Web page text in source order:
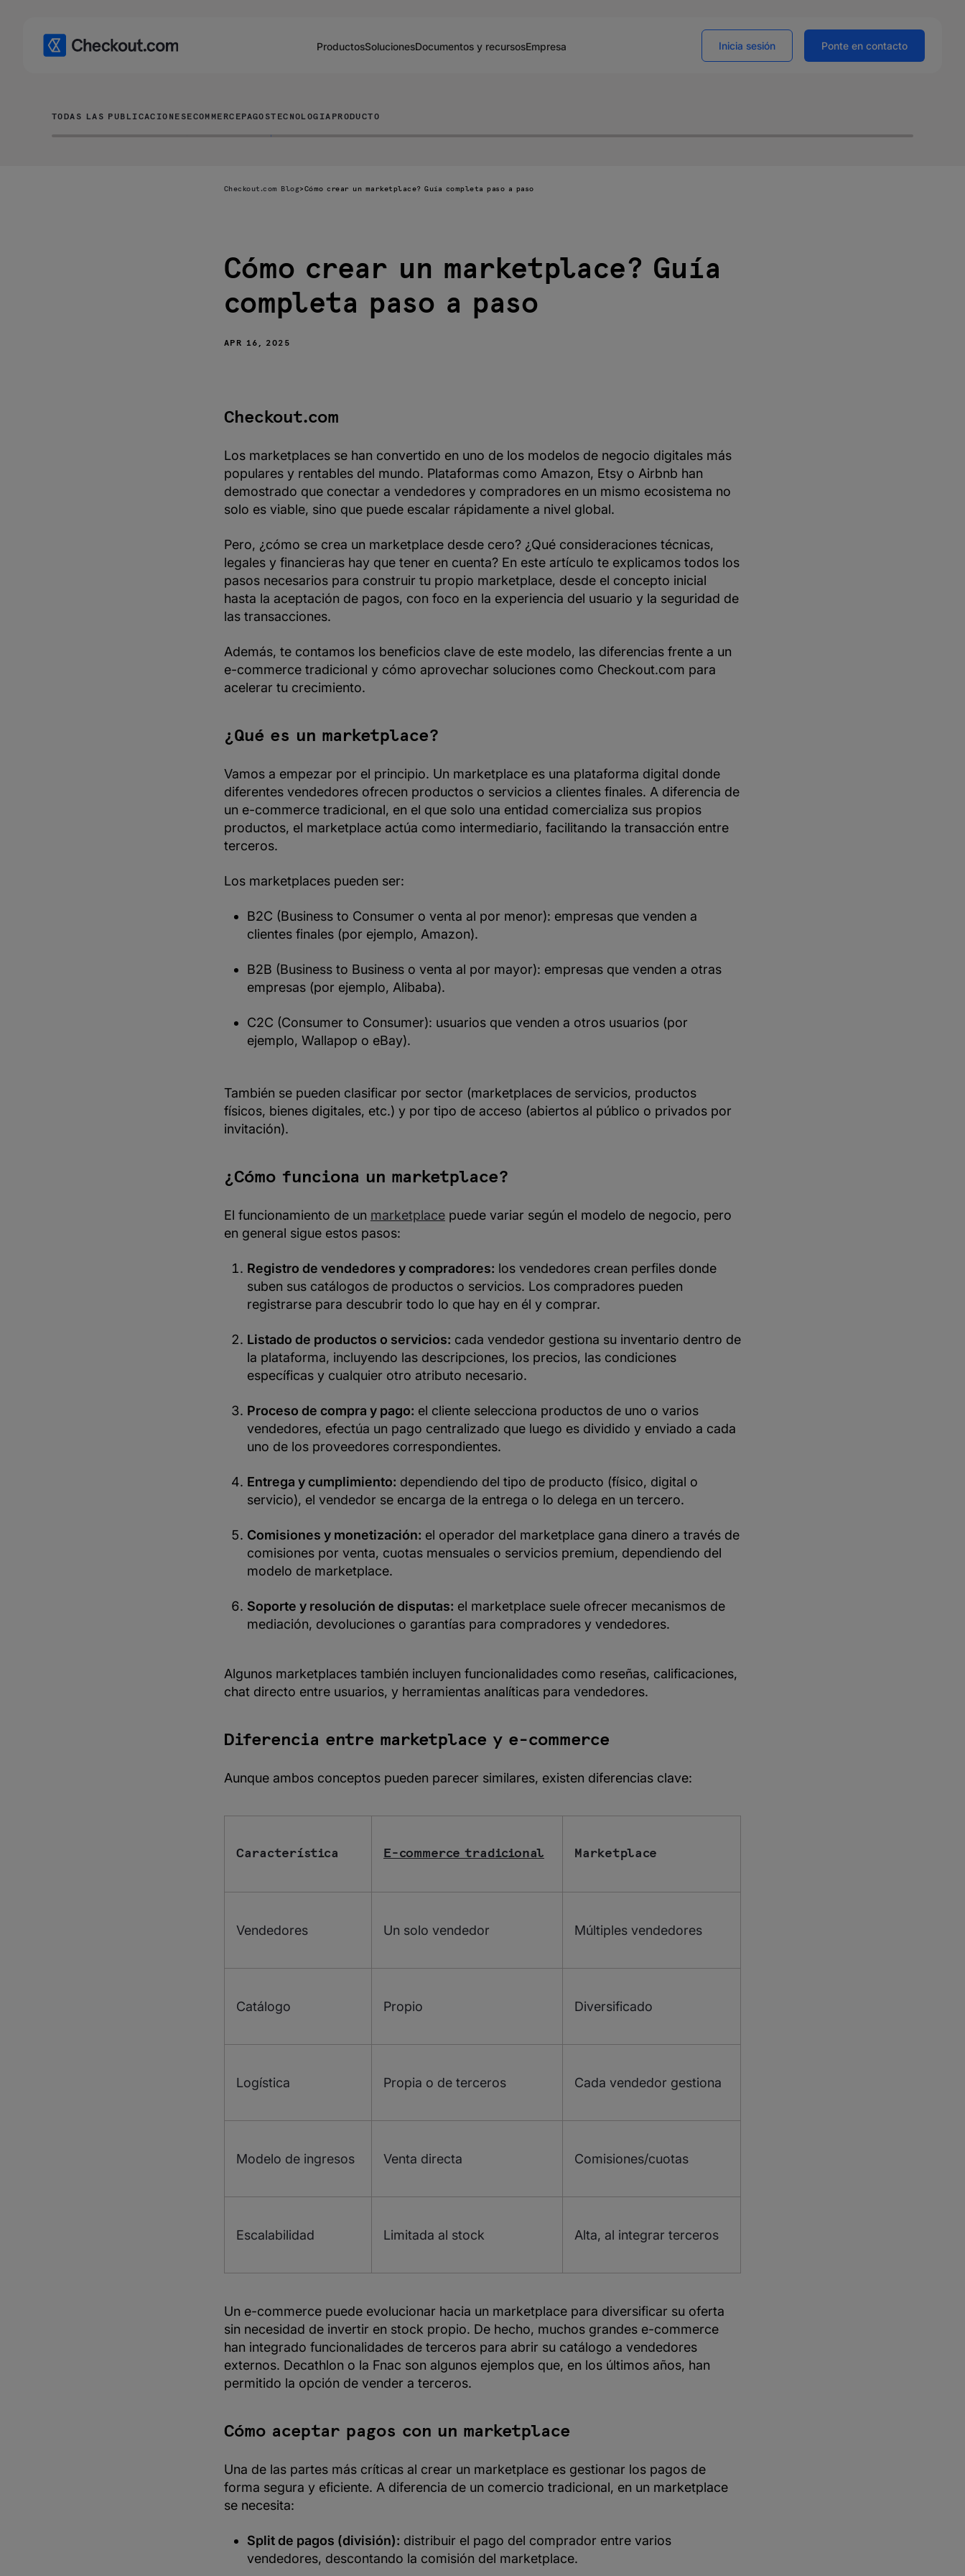
ProductosSolucionesDocumentos y recursosEmpresa Inicia sesión Ponte en contacto
TODAS LAS PUBLICACIONES ECOMMERCE PAGOSTECNOLOGIA PRODUCTO
Checkout.com Blog> Cómo crear un marketplace? Guía completa paso a paso
Cómo crear un marketplace? Guía
completa paso a paso
APR 16, 2025
Checkout.com
Los marketplaces se han convertido en uno de los modelos de negocio digitales más
populares y rentables del mundo. Plataformas como Amazon, Etsy o Airbnb han
demostrado que conectar a vendedores y compradores en un mismo ecosistema no
solo es viable, sino que puede escalar rápidamente a nivel global.
Pero, ¿cómo se crea un marketplace desde cero? ¿Qué consideraciones técnicas,
legales y financieras hay que tener en cuenta? En este artículo te explicamos todos los
pasos necesarios para construir tu propio marketplace, desde el concepto inicial
hasta la aceptación de pagos, con foco en la experiencia del usuario y la seguridad de
las transacciones.
Además, te contamos los beneficios clave de este modelo, las diferencias frente a un
e-commerce tradicional y cómo aprovechar soluciones como Checkout.com para
acelerar tu crecimiento.
¿Qué es un marketplace?
Vamos a empezar por el principio. Un marketplace es una plataforma digital donde
diferentes vendedores ofrecen productos o servicios a clientes finales. A diferencia de
un e-commerce tradicional, en el que solo una entidad comercializa sus propios
productos, el marketplace actúa como intermediario, facilitando la transacción entre
terceros.
Los marketplaces pueden ser:
B2C (Business to Consumer o venta al por menor): empresas que venden a
clientes finales (por ejemplo, Amazon).
B2B (Business to Business o venta al por mayor): empresas que venden a otras
empresas (por ejemplo, Alibaba).
C2C (Consumer to Consumer): usuarios que venden a otros usuarios (por
ejemplo, Wallapop o eBay).
También se pueden clasificar por sector (marketplaces de servicios, productos
físicos, bienes digitales, etc.) y por tipo de acceso (abiertos al público o privados por
invitación).
¿Cómo funciona un marketplace?
El funcionamiento de un marketplacepuede variar según el modelo de negocio, pero
en general sigue estos pasos:
Registro de vendedores y compradores: los vendedores crean perfiles donde
suben sus catálogos de productos o servicios. Los compradores pueden
registrarse para descubrir todo lo que hay en él y comprar.
Listado de productos o servicios: cada vendedor gestiona su inventario dentro de
la plataforma, incluyendo las descripciones, los precios, las condiciones
específicas y cualquier otro atributo necesario.
Proceso de compra y pago: el cliente selecciona productos de uno o varios
vendedores, efectúa un pago centralizado que luego es dividido y enviado a cada
uno de los proveedores correspondientes.
Entrega y cumplimiento: dependiendo del tipo de producto (físico, digital o
servicio), el vendedor se encarga de la entrega o lo delega en un tercero.
Comisiones y monetización: el operador del marketplace gana dinero a través de
comisiones por venta, cuotas mensuales o servicios premium, dependiendo del
modelo de marketplace.
Soporte y resolución de disputas: el marketplace suele ofrecer mecanismos de
mediación, devoluciones o garantías para compradores y vendedores.
Algunos marketplaces también incluyen funcionalidades como reseñas, calificaciones,
chat directo entre usuarios, y herramientas analíticas para vendedores.
Diferencia entre marketplace y e-commerce
Aunque ambos conceptos pueden parecer similares, existen diferencias clave:
Característica E-commerce tradicional Marketplace
Vendedores Un solo vendedor Múltiples vendedores
Catálogo Propio Diversificado
Logística Propia o de terceros Cada vendedor gestiona
Modelo de ingresos Venta directa Comisiones/cuotas
Escalabilidad Limitada al stock Alta, al integrar terceros
Un e-commerce puede evolucionar hacia un marketplace para diversificar su oferta
sin necesidad de invertir en stock propio. De hecho, muchos grandes e-commerce
han integrado funcionalidades de terceros para abrir su catálogo a vendedores
externos. Decathlon o la Fnac son algunos ejemplos que, en los últimos años, han
permitido la opción de vender a terceros.
Cómo aceptar pagos con un marketplace
Una de las partes más críticas al crear un marketplace es gestionar los pagos de
forma segura y eficiente. A diferencia de un comercio tradicional, en un marketplace
se necesita:
Split de pagos (división): distribuir el pago del comprador entre varios
vendedores, descontando la comisión del marketplace.